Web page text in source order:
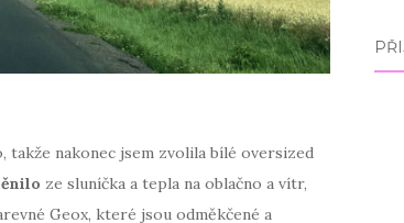
nakonec jsem zvolila bílé oversized
ze sluníčka a tepla na oblačno a vítr,
Geox, které jsou odměkčené a